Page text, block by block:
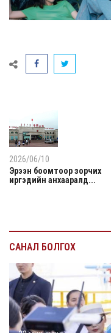
2026/06/10
Эрээн боомтоор зорчих
иргэдийн анхааралд...
САНАЛ БОЛГОХ